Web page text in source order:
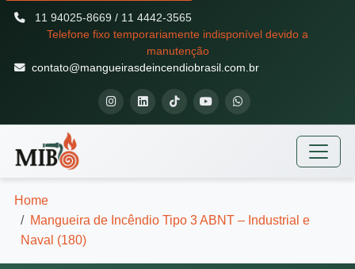
11 94025-8669 / 11 4442-3565
Telefone fixo temporariamente indisponível devido a
manutenção
contato@mangueirasdeincendiobrasil.com.br
Home
Mangueira de Incêndio Tipo 3 ABNT – Industrial e
Naval (180)